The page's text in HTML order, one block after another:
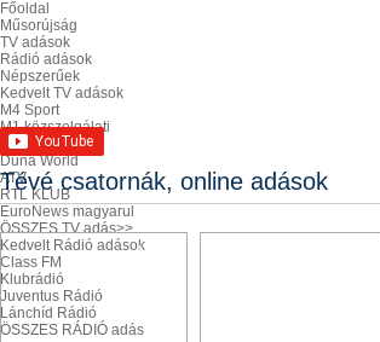
Főoldal
Műsorújság
TV adások
Rádió adások
Népszerűek
Kedvelt TV adások
M4 Sport
M1 közszolgálati
Duna TV
Duna World
ATV
RTL KLUB
EuroNews magyarul
ÖSSZES TV adás>>
Kedvelt Rádió adások
Class FM
Klubrádió
Juventus Rádió
Lánchíd Rádió
ÖSSZES RÁDIÓ adás
Tévé csatornák, online adások
M4 TV